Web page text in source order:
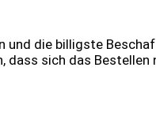
die billigste
dass sich das Bestellen